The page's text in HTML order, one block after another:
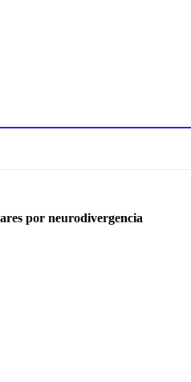
por neurodivergencia